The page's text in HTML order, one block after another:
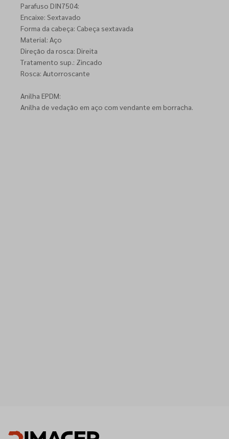
Parafuso DIN7504:
Encaixe: Sextavado
Forma da cabeça: Cabeça sextavada
Material: Aço
Direção da rosca: Direita
Tratamento sup.: Zincado
Rosca: Autorroscante
Anilha EPDM:
Anilha de vedação em aço com vendante em borracha.